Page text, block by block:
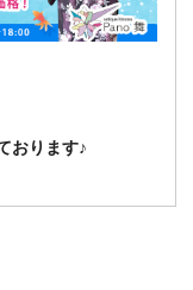
おります♪